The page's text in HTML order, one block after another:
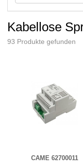
Kabellose
93 Produkte gefunden
CAME 62700011